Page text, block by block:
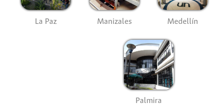
La Paz Manizales Medellín
Palmira